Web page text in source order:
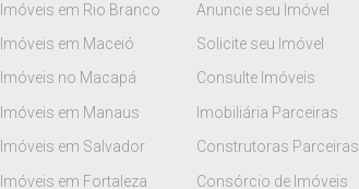
Imóveis em Rio Branco
Imóveis em Maceió
Imóveis no Macapá
Imóveis em Manaus
Imóveis em Salvador
Imóveis em Fortaleza
Anuncie seu Imóvel
Solicite seu Imóvel
Consulte Imóveis
Imobiliária Parceiras
Construtoras Parceiras
Consórcio de Imóveis